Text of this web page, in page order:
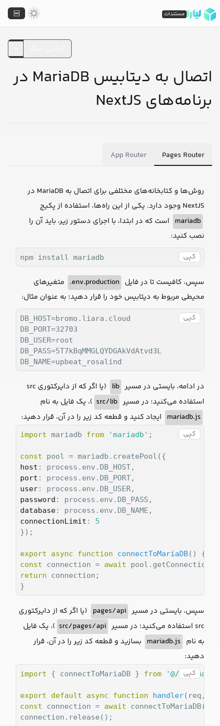
اتصال به دیتابیس MariaDB در
برنامه‌های NextJS
Pages Router
App Router
روش‌ها و کتابخانه‌های مختلفی برای اتصال به MariaDB در
NextJS وجود دارد. یکی از این راه‌ها، استفاده از پکیج
mariadb است که در ابتدا، با اجرای دستور زیر، باید آن را
نصب کنید:
کپی npm install mariadb
سپس، کافیست تا در فایل env.production.
متغیرهای
محیطی مربوط به دیتابیس خود را قرار دهید؛ به عنوان مثال:
کپی
DB_HOST=bromo.liara.cloud
DB_PORT=32703
DB_USER=root
DB_PASS=5T7kBqMMGLQYDGAkVdAtvd3L
DB_NAME=upbeat_rosalind
در ادامه، بایستی در مسیر lib
(یا اگر که از دایرکتوری src
استفاده می‌کنید؛ در مسیر src/lib )، یک فایل به نام
mariadb.js ایجاد کنید و قطعه کد زیر را در آن، قرار دهید:
کپی import mariadb from 'mariadb' ;
const
host
port
user
password
database
connectionLimit : 5
});
export async function connectToMariaDB( )
const connection = await
return connection;
سپس، بایستی در مسیر pages/api (یا اگر که از دایرکتوری
src استفاده می‌کنید؛ در مسیر
src/pages/api )، یک فایل
به نام mariadb.js بسازید و قطعه کد زیر را در آن، قرار
دهید:
کپی import { connectToMariaDB } from '@/lib/
export default async function handler( req,
const connection = await connectToMariaDB();
connection.release();
مستندات